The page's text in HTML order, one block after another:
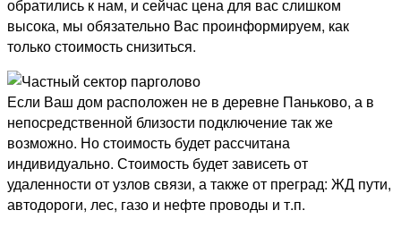
обратились к нам, и сейчас цена для вас слишком
высока, мы обязательно Вас проинформируем, как
только стоимость снизиться.
Если Ваш дом расположен не в деревне Паньково, а в
непосредственной близости подключение так же
возможно. Но стоимость будет рассчитана
индивидуально. Стоимость будет зависеть от
удаленности от узлов связи, а также от преград: ЖД пути,
автодороги, лес, газо и нефте проводы и т.п.